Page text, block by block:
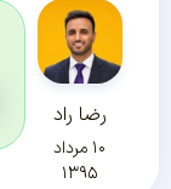
رضا راد
۱۰ مرداد
۱۳۹۵